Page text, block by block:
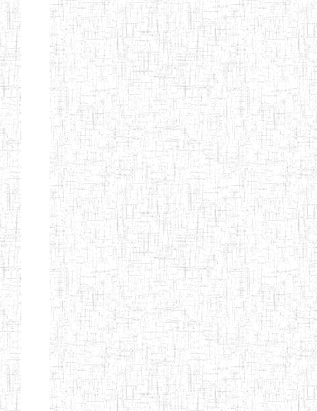
Arrondissement
Denomination Création Type
ENIEG LES
MOINILLONS
25/09/1995 ENIEG Privé
ENPIEG
BILINGUE
MAGAWATI
10/10/2013 ENIEG Privé
ENIEG
BILINGUE
MATSIAZE
10/07/2000 ENIEG Privé
ENPIEG
BILINGUE
20/08/2015 ENIEG Privé